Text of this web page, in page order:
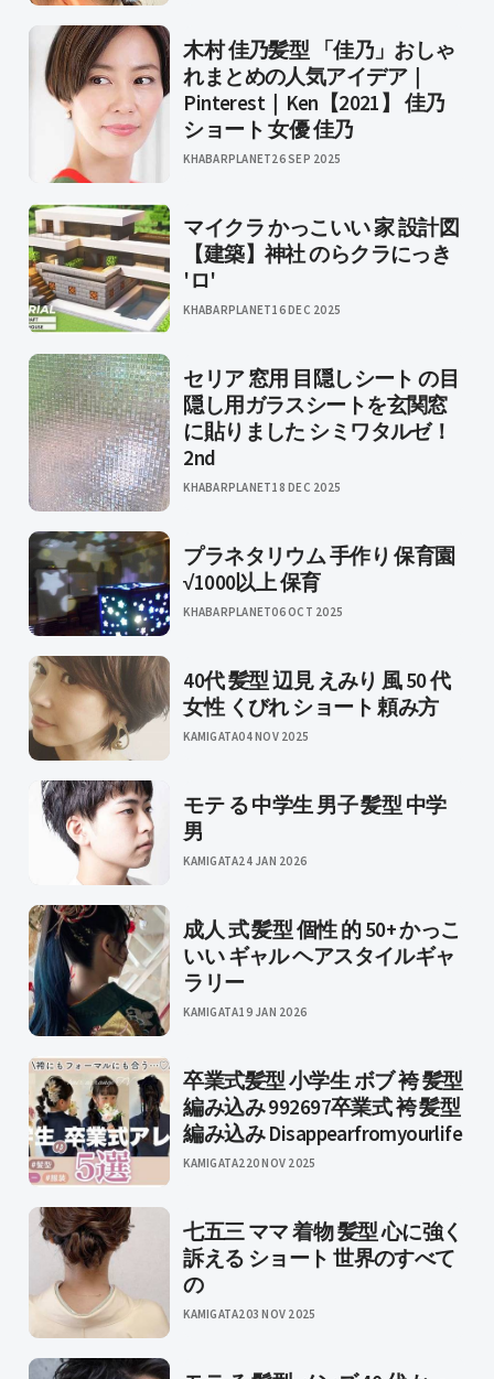
木村 佳乃髪型 「佳乃」おしゃ
れまとめの人気アイデア｜
Pinterest｜Ken【2021】 佳乃
ショート 女優 佳乃
KHABARPLANET26 SEP 2025
マイクラ かっこいい 家 設計図
【建築】神社 のらクラにっき
'ロ'
KHABARPLANET16 DEC 2025
セリア 窓用 目隠しシート の目
隠し用ガラスシートを玄関窓
に貼りました シミワタルゼ！
2nd
KHABARPLANET18 DEC 2025
プラネタリウム 手作り 保育園
√1000以上 保育
KHABARPLANET06 OCT 2025
40代 髪型 辺見 えみり 風 50 代
女性 くびれ ショート 頼み方
KAMIGATA04 NOV 2025
モテ る 中学生 男子 髪型 中学
男
KAMIGATA24 JAN 2026
成人 式 髪型 個性 的 50+ かっこ
いい ギャル ヘアスタイルギャ
ラリー
KAMIGATA19 JAN 2026
卒業式髪型 小学生 ボブ 袴 髪型
編み込み 992697卒業式 袴 髪型
編み込み Disappearfromyourlife
KAMIGATA2 20 NOV 2025
七五三 ママ 着物 髪型 心に強く
訴える ショート 世界のすべて
の
KAMIGATA203 NOV 2025